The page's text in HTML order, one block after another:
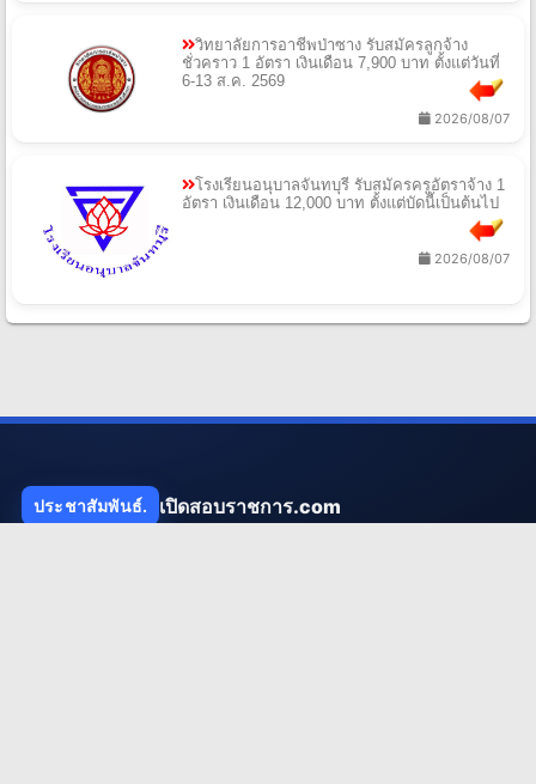
วิทยาลัยการอาชีพป่าซาง รับสมัครลูกจ้าง
ชั่วคราว 1 อัตรา เงินเดือน 7,900 บาท ตั้งแต่วันที่
6-13 ส.ค. 2569
2026/08/07
โรงเรียนอนุบาลจันทบุรี รับสมัครครูอัตราจ้าง 1
อัตรา เงินเดือน 12,000 บาท ตั้งแต่บัดนี้เป็นต้นไป
2026/08/07
ประชาสัมพันธ์. เปิดสอบราชการ.com